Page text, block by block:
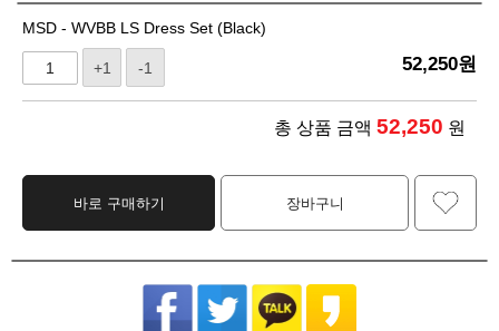
MSD - WVBB LS Dress Set (Black)
+1 -1 52,250원
총 상품 금액 52,250 원
바로 구매하기 장바구니